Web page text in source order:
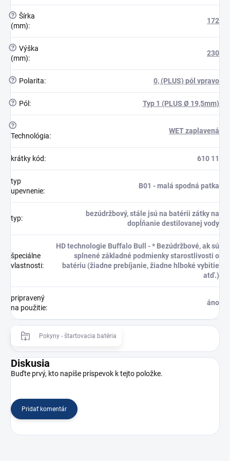
? Šírka
(mm):
172
? Výška
(mm):
230
? Polarita: 0, (PLUS) pól vpravo
? Pól : Typ 1 (PLUS Ø 19,5mm)
?
Technológia:
WET zaplavená
krátky kód: 610 11
typ
upevnenie:
B01 - malá spodná patka
typ:
bezúdržbový, stále jsú na batérii zátky na
dopĺňanie destilovanej vody
špeciálne
vlastnosti:
HD technologie Buffalo Bull - * Bezúdržbové, ak sú
splnené základné podmienky starostlivosti o
batériu (žiadne prebíjanie, žiadne hlboké vybitie
atď.)
pripravený
na použitie:
áno
Pokyny - štartovacia batéria
Diskusia
Buďte prvý, kto napíše príspevok k tejto položke.
Pridať komentár